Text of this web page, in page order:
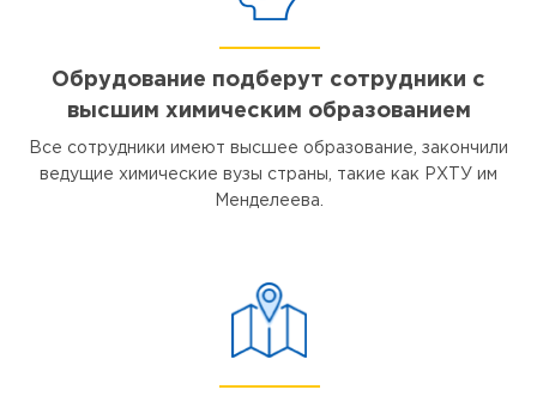
Обрудование подберут сотрудники с
высшим химическим образованием
Все сотрудники имеют высшее образование, закончили
ведущие химические вузы страны, такие как РХТУ им
Менделеева.